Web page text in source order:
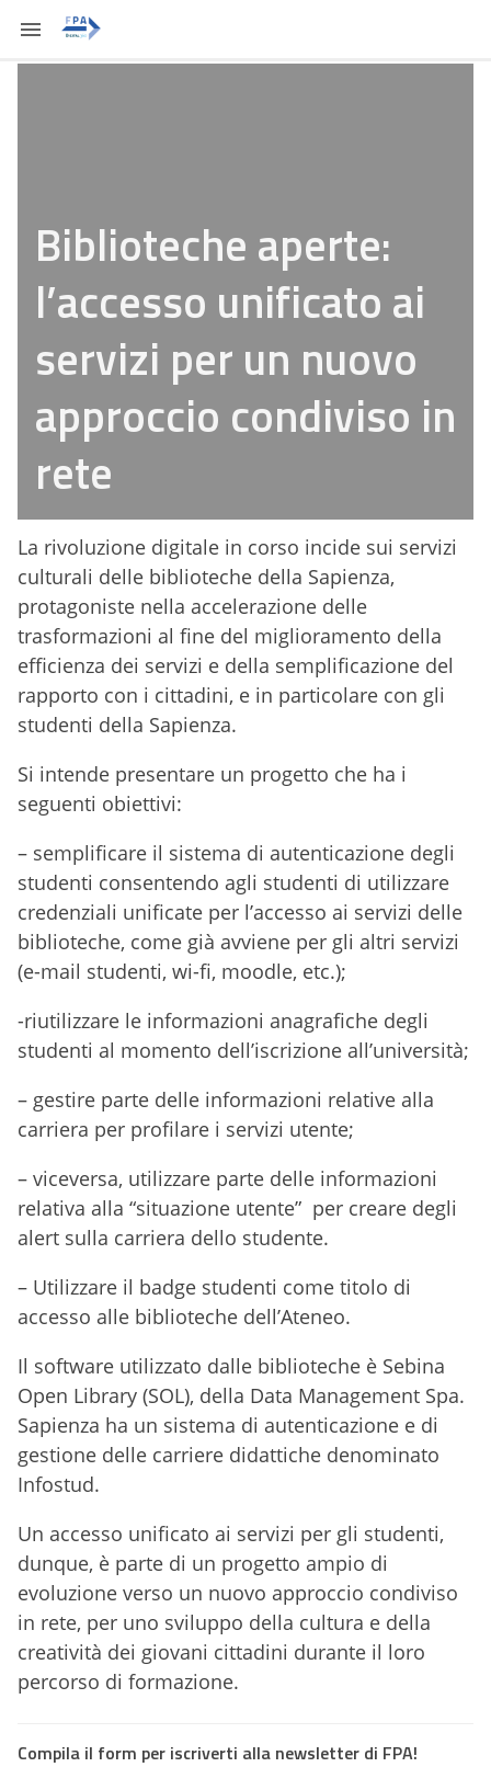
Biblioteche aperte:
l’accesso unificato ai
servizi per un nuovo
approccio condiviso in
rete
La rivoluzione digitale in corso incide sui servizi
culturali delle biblioteche della Sapienza,
protagoniste nella accelerazione delle
trasformazioni al fine del miglioramento della
efficienza dei servizi e della semplificazione del
rapporto con i cittadini, e in particolare con gli
studenti della Sapienza.
Si intende presentare un progetto che ha i
seguenti obiettivi:
– semplificare il sistema di autenticazione degli
studenti consentendo agli studenti di utilizzare
credenziali unificate per l’accesso ai servizi delle
biblioteche, come già avviene per gli altri servizi
(e-mail studenti, wi-fi, moodle, etc.);
-riutilizzare le informazioni anagrafiche degli
studenti al momento dell’iscrizione all’università;
– gestire parte delle informazioni relative alla
carriera per profilare i servizi utente;
– viceversa, utilizzare parte delle informazioni
relativa alla “situazione utente” per creare degli
alert sulla carriera dello studente.
– Utilizzare il badge studenti come titolo di
accesso alle biblioteche dell’Ateneo.
Il software utilizzato dalle biblioteche è Sebina
Open Library (SOL), della Data Management Spa.
Sapienza ha un sistema di autenticazione e di
gestione delle carriere didattiche denominato
Infostud.
Un accesso unificato ai servizi per gli studenti,
dunque, è parte di un progetto ampio di
evoluzione verso un nuovo approccio condiviso
in rete, per uno sviluppo della cultura e della
creatività dei giovani cittadini durante il loro
percorso di formazione.
Compila il form per iscriverti alla newsletter di FPA!